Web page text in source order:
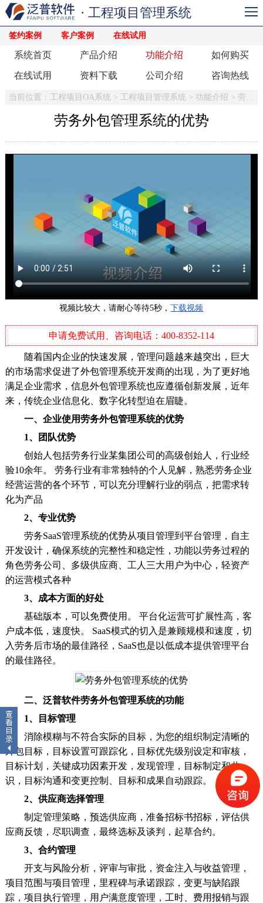
签约案例 客户案例 在线试用
· 工程项目管理系统
系统首页 产品介绍 功能介绍 如何购买
在线试用 资料下载 公司介绍 咨询热线
当前位置： 工程项目OA系统 > 工程项目管理系统 > 功能介绍 > 劳务管理
劳务外包管理系统的优势
视频比较大，请耐心等待5秒，下载视频
申请免费试用、咨询电话：400-8352-114
随着国内企业的快速发展，管理问题越来越突出，巨大
的市场需求促进了外包管理系统开发商的出现，为了更好地
满足企业需求，信息外包管理系统也应遵循创新发展，近年
来，传统企业信息化、数字化转型迫在眉睫。
一、企业使用劳务外包管理系统的优势
1、团队优势
创始人包括劳务行业某集团公司的高级创始人，行业经
验10余年。 劳务行业有非常独特的个人见解，熟悉劳务企业
经营运营的各个环节，可以充分理解行业的弱点，把需求转
化为产品
2、专业优势
劳务SaaS管理系统的优势从项目管理到平台管理，自主
开发设计，确保系统的完整性和稳定性，功能以劳务过程的
角色劳务公司、多级供应商、工人三大用户为中心，轻资产
的运营模式各种
3、成本方面的好处
基础版本，可以免费使用。 平台化运营可扩展性高，客
户成本低，速度快。 SaaS模式的切入是兼顾规模和速度，切
入劳务后市场的最佳路径，SaaS也是以低成本提供管理平台
的最佳路径。
二、泛普软件劳务外包管理系统的功能
1、目标管理
消除模糊与不符合实际的目标，为您的组织制定清晰的
外包目标，目标设置可跟踪化，目标优先级别设定和审核，
目标计划，关键成功因素开发，发现管理，目标制定和共
识，目标沟通和变更控制、目标和成果自动跟踪。
2、供应商选择管理
制定管理策略，预选供应商，准备招标书招标，评估供
应商反馈，尽职调查，最终选标及谈判，起草合约。
3、合约管理
开支与风险分析，评审与审批，资金注入与收益管理，
项目范围与项目管理，里程碑与承诺跟踪，变更与缺陷跟
踪，项目执行管理，用户满意度管理，工时、费用报销与跟